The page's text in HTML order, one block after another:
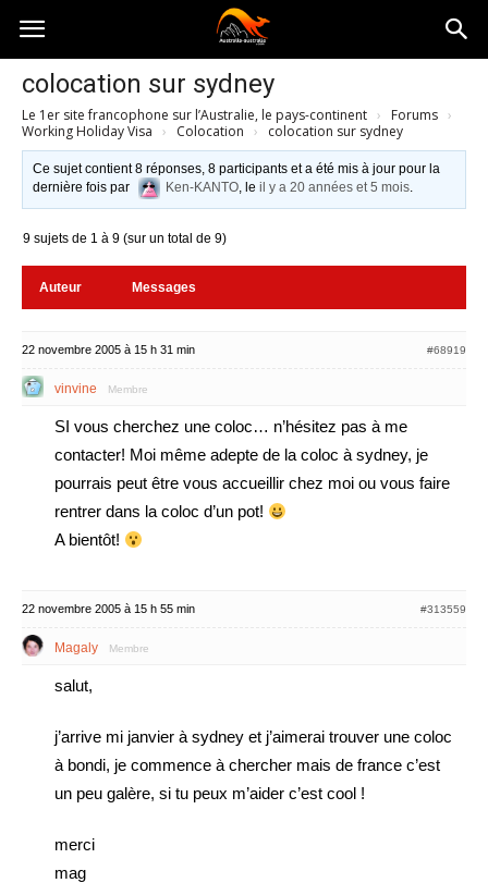
Australia-
australie.com
colocation sur sydney
Le 1er site francophone sur l’Australie, le pays-continent › Forums ›
Working Holiday Visa › Colocation › colocation sur sydney
Ce sujet contient 8 réponses, 8 participants et a été mis à jour pour la
dernière fois par
Ken-KANTO, leil y a 20 années et 5 mois.
9 sujets de 1 à 9 (sur un total de 9)
Auteur Messages
22 novembre 2005 à 15 h 31 min #68919
vinvine Membre
SI vous cherchez une coloc… n’hésitez pas à me
contacter! Moi même adepte de la coloc à sydney, je
pourrais peut être vous accueillir chez moi ou vous faire
rentrer dans la coloc d’un pot!
A bientôt!
22 novembre 2005 à 15 h 55 min #313559
Magaly Membre
salut,
j’arrive mi janvier à sydney et j’aimerai trouver une coloc
à bondi, je commence à chercher mais de france c’est
un peu galère, si tu peux m’aider c’est cool !
merci
mag